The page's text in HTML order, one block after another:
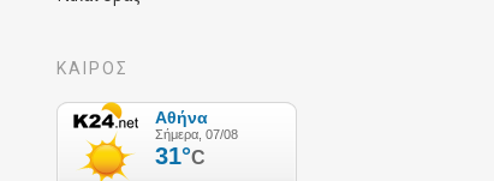
ΚΑΙΡΟΣ